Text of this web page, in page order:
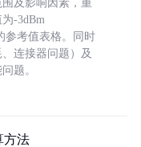
及影响因素，重
-3dBm
参考值表格。同时
连接器问题）及
题。
方法